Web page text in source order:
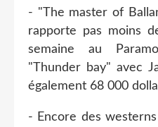
- "The master of
rapporte pas moins
semaine au
"Thunder bay" avec
également 68 000
- Encore des